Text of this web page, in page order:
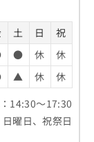
土 日
祝
● 休
休
▲ 休
休
14:30～17:30
曜日、祝祭日